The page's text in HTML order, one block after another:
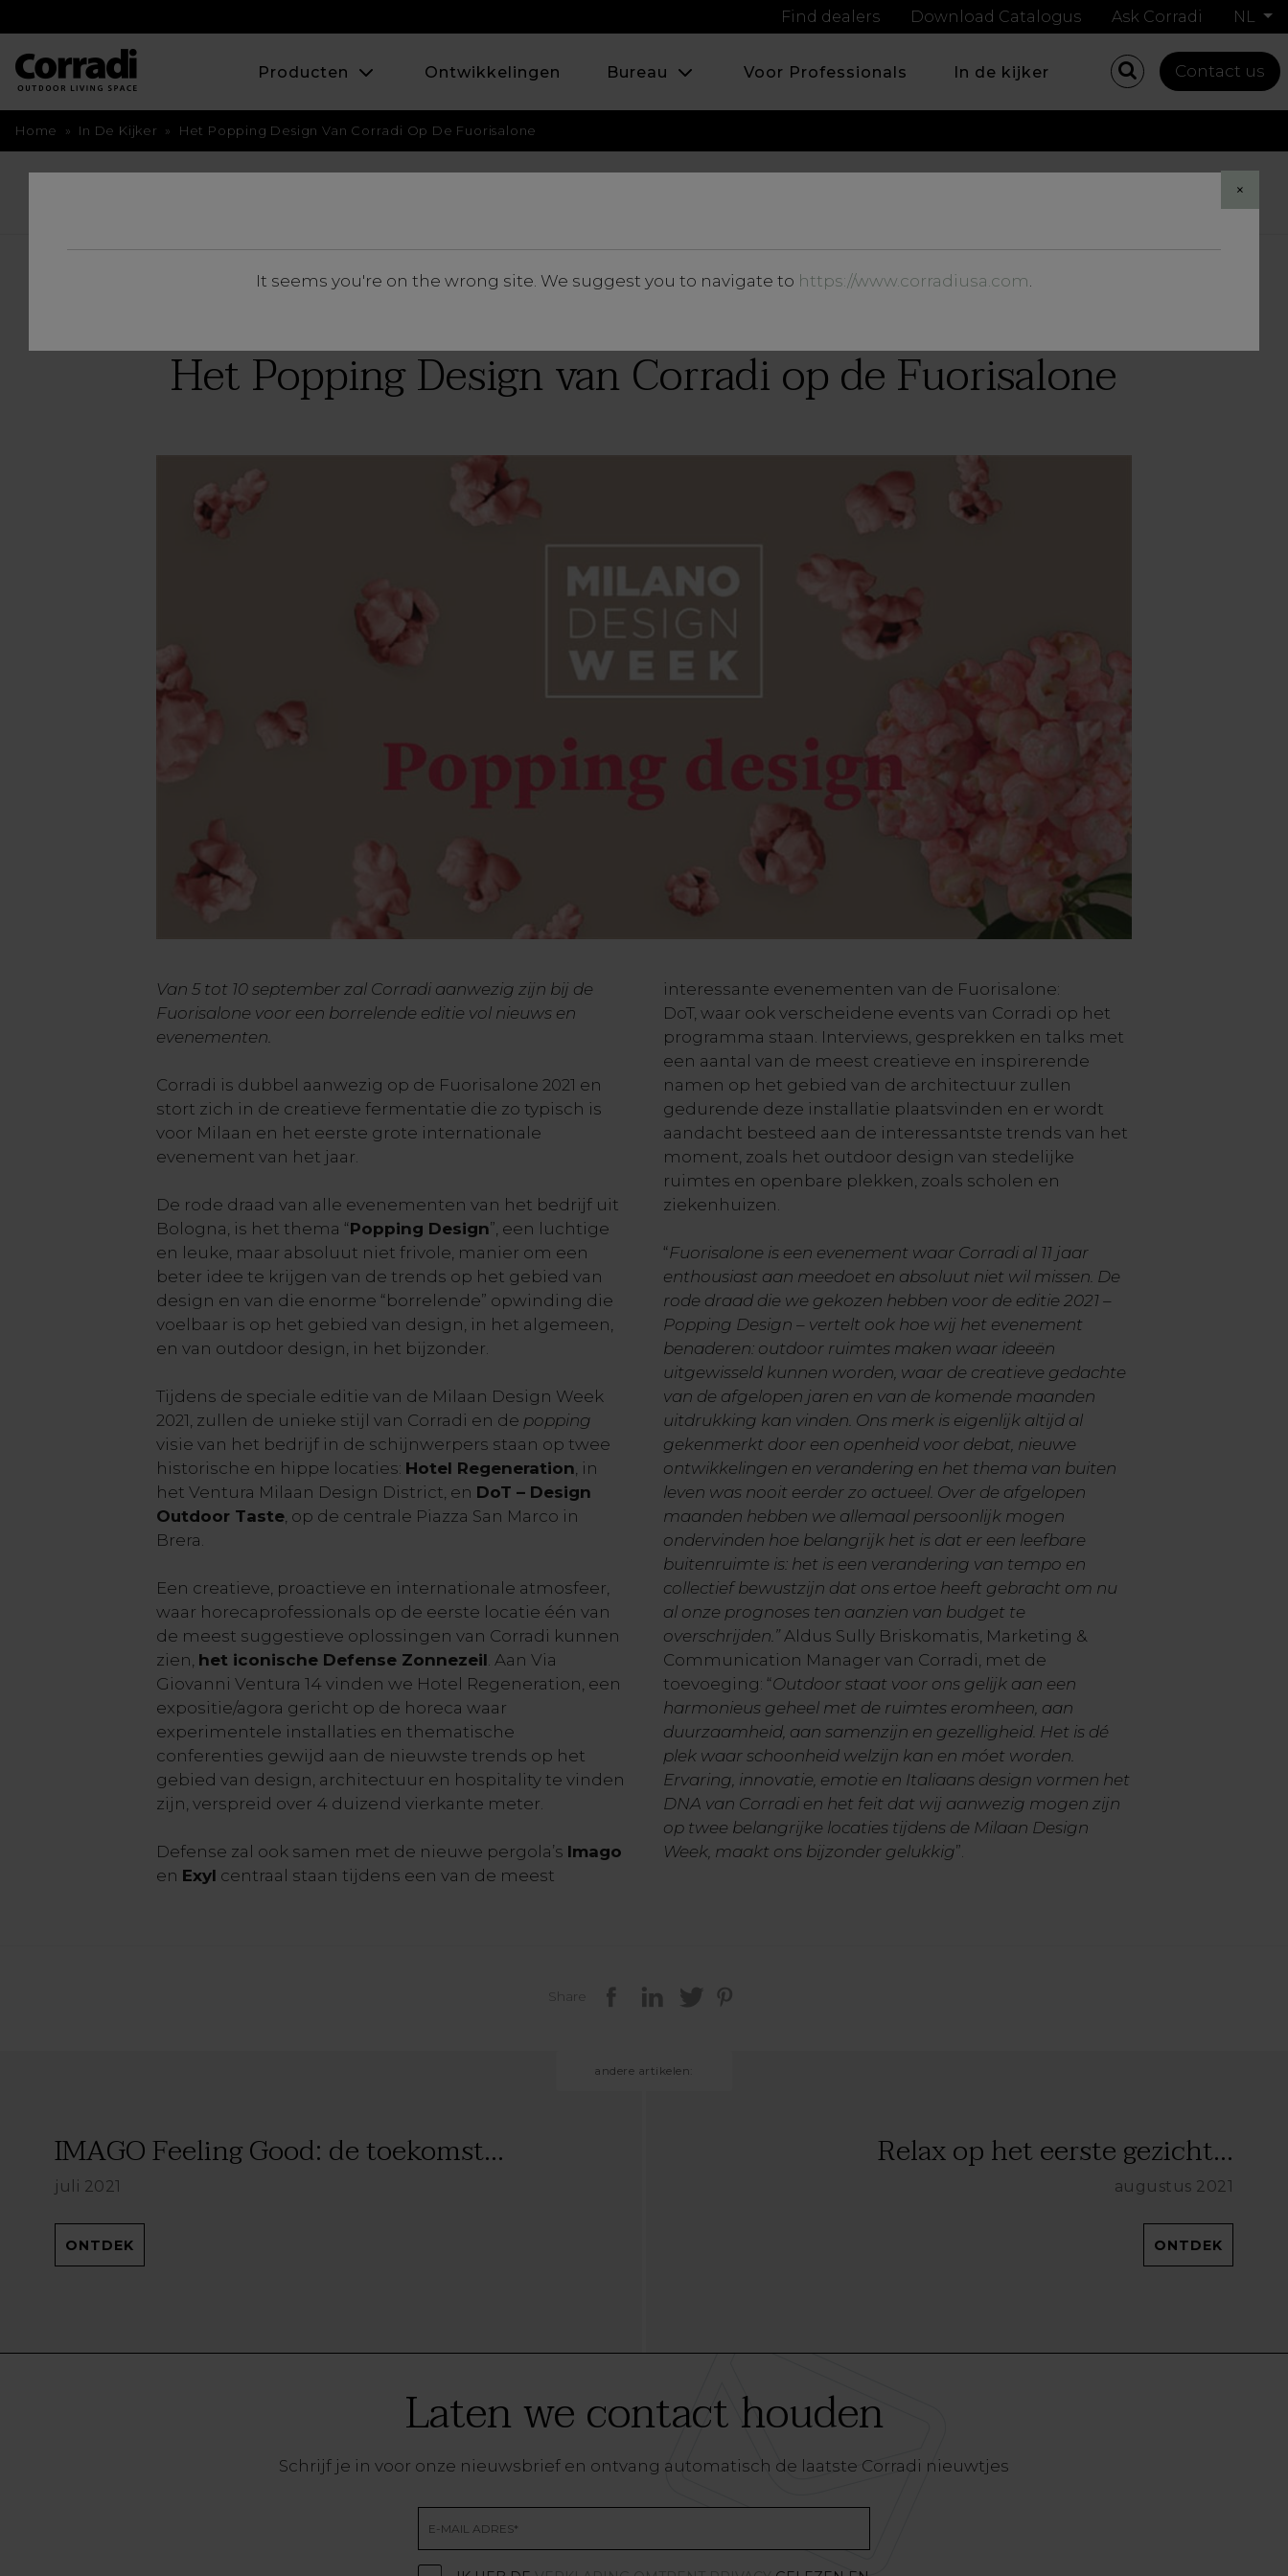
×
It seems you're on the wrong site. We suggest you to navigate to https://www.corradiusa.com.
Find dealers Download Catalogus Ask Corradi NL
Producten Ontwikkelingen Bureau Voor Professionals In de kijker Contact us
Home » In De Kijker » Het Popping Design Van Corradi Op De Fuorisalone
Het Popping Design van Corradi op de Fuorisalone
Van 5 tot 10 september zal Corradi aanwezig zijn bij de
Fuorisalone voor een borrelende editie vol nieuws en
evenementen.
Corradi is dubbel aanwezig op de Fuorisalone 2021 en
stort zich in de creatieve fermentatie die zo typisch is
voor Milaan en het eerste grote internationale
evenement van het jaar.
De rode draad van alle evenementen van het bedrijf uit
Bologna, is het thema “Popping Design”, een luchtige
en leuke, maar absoluut niet frivole, manier om een
beter idee te krijgen van de trends op het gebied van
design en van die enorme “borrelende” opwinding die
voelbaar is op het gebied van design, in het algemeen,
en van outdoor design, in het bijzonder.
Tijdens de speciale editie van de Milaan Design Week
2021, zullen de unieke stijl van Corradi en de popping
visie van het bedrijf in de schijnwerpers staan op twee
historische en hippe locaties: Hotel Regeneration , in
het Ventura Milaan Design District, en DoT – Design
Outdoor Taste, op de centrale Piazza San Marco in
Brera.
Een creatieve, proactieve en internationale atmosfeer,
waar horecaprofessionals op de eerste locatie één van
de meest suggestieve oplossingen van Corradi kunnen
zien, het iconische Defense Zonnezeil . Aan Via
Giovanni Ventura 14 vinden we Hotel Regeneration, een
expositie/agora gericht op de horeca waar
experimentele installaties en thematische
conferenties gewijd aan de nieuwste trends op het
gebied van design, architectuur en hospitality te vinden
zijn, verspreid over 4 duizend vierkante meter.
Defense zal ook samen met de nieuwe pergola’s Imago
en Exyl centraal staan tijdens een van de meest
interessante evenementen van de Fuorisalone:
DoT, waar ook verscheidene events van Corradi op het
programma staan. Interviews, gesprekken en talks met
een aantal van de meest creatieve en inspirerende
namen op het gebied van de architectuur zullen
gedurende deze installatie plaatsvinden en er wordt
aandacht besteed aan de interessantste trends van het
moment, zoals het outdoor design van stedelijke
ruimtes en openbare plekken, zoals scholen en
ziekenhuizen.
“Fuorisalone is een evenement waar Corradi al 11 jaar
enthousiast aan meedoet en absoluut niet wil missen. De
rode draad die we gekozen hebben voor de editie 2021 –
Popping Design – vertelt ook hoe wij het evenement
benaderen: outdoor ruimtes maken waar ideeën
uitgewisseld kunnen worden, waar de creatieve gedachte
van de afgelopen jaren en van de komende maanden
uitdrukking kan vinden. Ons merk is eigenlijk altijd al
gekenmerkt door een openheid voor debat, nieuwe
ontwikkelingen en verandering en het thema van buiten
leven was nooit eerder zo actueel. Over de afgelopen
maanden hebben we allemaal persoonlijk mogen
ondervinden hoe belangrijk het is dat er een leefbare
buitenruimte is: het is een verandering van tempo en
collectief bewustzijn dat ons ertoe heeft gebracht om nu
al onze prognoses ten aanzien van budget te
overschrijden.” Aldus Sully Briskomatis, Marketing &
Communication Manager van Corradi, met de
toevoeging: “Outdoor staat voor ons gelijk aan een
harmonieus geheel met de ruimtes eromheen, aan
duurzaamheid, aan samenzijn en gezelligheid. Het is dé
plek waar schoonheid welzijn kan en móet worden.
Ervaring, innovatie, emotie en Italiaans design vormen het
DNA van Corradi en het feit dat wij aanwezig mogen zijn
op twee belangrijke locaties tijdens de Milaan Design
Week, maakt ons bijzonder gelukkig”.
Share
andere artikelen:
IMAGO Feeling Good: de toekomst...
juli 2021
ONTDEK
Relax op het eerste gezicht...
augustus 2021
ONTDEK
Laten we contact houden
Schrijf je in voor onze nieuwsbrief en ontvang automatisch de laatste Corradi nieuwtjes